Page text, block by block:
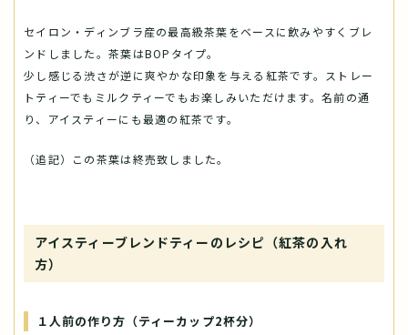
セイロン・ディンブラ産の最高級茶葉をベースに飲みやすくブレ
ンドしました。茶葉はBOPタイプ。
少し感じる渋さが逆に爽やかな印象を与える紅茶です。ストレー
トティーでもミルクティーでもお楽しみいただけます。名前の通
り、アイスティーにも最適の紅茶です。
（追記）この茶葉は終売致しました。
アイスティーブレンドティーのレシピ（紅茶の入れ
方）
１人前の作り方（ティーカップ2杯分）